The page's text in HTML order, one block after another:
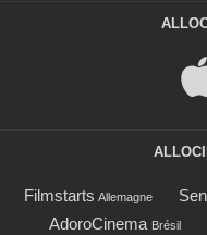
Filmstarts Allemagne
AdoroCinema Brésil